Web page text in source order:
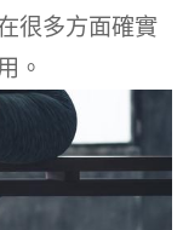
很多方面確實
。